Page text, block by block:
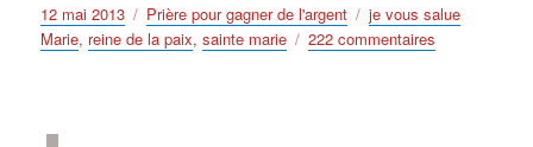
Publié
le
12 mai 2013 Catégories
Prière pour gagner de l'argent Étiquettes
je vous salue
Marie, reine de la paix,sainte marie 222 commentaires